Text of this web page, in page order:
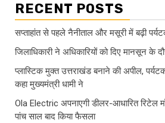
RECENT POSTS
सप्ताहांत से पहले नैनीताल और मसूरी में बढ़ी
जिलाधिकारी ने अधिकारियों को दिए मानसून के
प्लास्टिक मुक्त उत्तराखंड बनाने की अपील,
कहा मुख्यमंत्री धामी ने
Ola Electric अपनाएगी डीलर-आधारित रिटेल
पांच साल बाद किया फैसला